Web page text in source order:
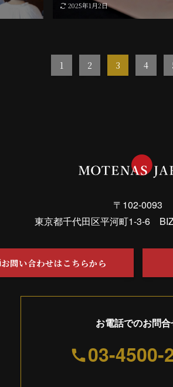
2025年1月2日
1 2 3 4
〒102-0093
東京都千代田区平河町1-3-6
お問い合わせはこちらから
お電話でのお問
03-4500-